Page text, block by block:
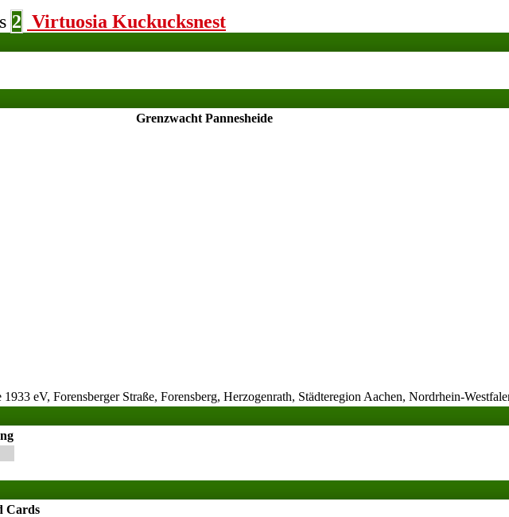
2 Virtuosia Kuckucksnest
Grenzwacht Pannesheide
eV, Forensberger Straße, Forensberg, Herzogenrath, Städteregion Aachen, Nordrhein-
Cards